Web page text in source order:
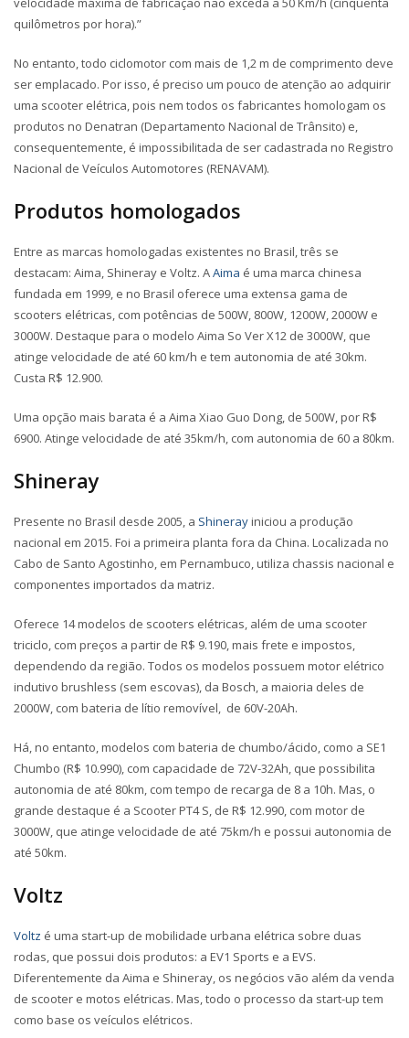
quilômetros por hora).”
No entanto, todo ciclomotor com mais de 1,2 m de comprimento deve
ser emplacado. Por isso, é preciso um pouco de atenção ao adquirir
uma scooter elétrica, pois nem todos os fabricantes homologam os
produtos no Denatran (Departamento Nacional de Trânsito) e,
consequentemente, é impossibilitada de ser cadastrada no Registro
Nacional de Veículos Automotores (RENAVAM).
Produtos homologados
Entre as marcas homologadas existentes no Brasil, três se
destacam: Aima, Shineray e Voltz. AAima é uma marca chinesa
fundada em 1999, e no Brasil oferece uma extensa gama de
scooters elétricas, com potências de 500W, 800W, 1200W, 2000W e
3000W. Destaque para o modelo Aima So Ver X12 de 3000W, que
atinge velocidade de até 60 km/h e tem autonomia de até 30km.
Custa R$ 12.900.
Uma opção mais barata é a Aima Xiao Guo Dong, de 500W, por R$
6900. Atinge velocidade de até 35km/h, com autonomia de 60 a 80km.
Shineray
Presente no Brasil desde 2005, a Shinerayiniciou a produção
nacional em 2015. Foi a primeira planta fora da China. Localizada no
Cabo de Santo Agostinho, em Pernambuco, utiliza chassis nacional e
componentes importados da matriz.
Oferece 14 modelos de scooters elétricas, além de uma scooter
triciclo, com preços a partir de R$ 9.190, mais frete e impostos,
dependendo da região. Todos os modelos possuem motor elétrico
indutivo brushless (sem escovas), da Bosch, a maioria deles de
2000W, com bateria de lítio removível, de 60V-20Ah.
Há, no entanto, modelos com bateria de chumbo/ácido, como a SE1
Chumbo (R$ 10.990), com capacidade de 72V-32Ah, que possibilita
autonomia de até 80km, com tempo de recarga de 8 a 10h. Mas, o
grande destaque é a Scooter PT4 S, de R$ 12.990, com motor de
3000W, que atinge velocidade de até 75km/h e possui autonomia de
até 50km.
Voltz
Voltz é uma start-up de mobilidade urbana elétrica sobre duas
rodas, que possui dois produtos: a EV1 Sports e a EVS.
Diferentemente da Aima e Shineray, os negócios vão além da venda
de scooter e motos elétricas. Mas, todo o processo da start-up tem
como base os veículos elétricos.